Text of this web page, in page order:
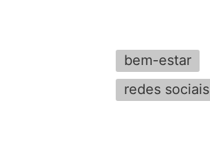
bem-estar
redes sociais